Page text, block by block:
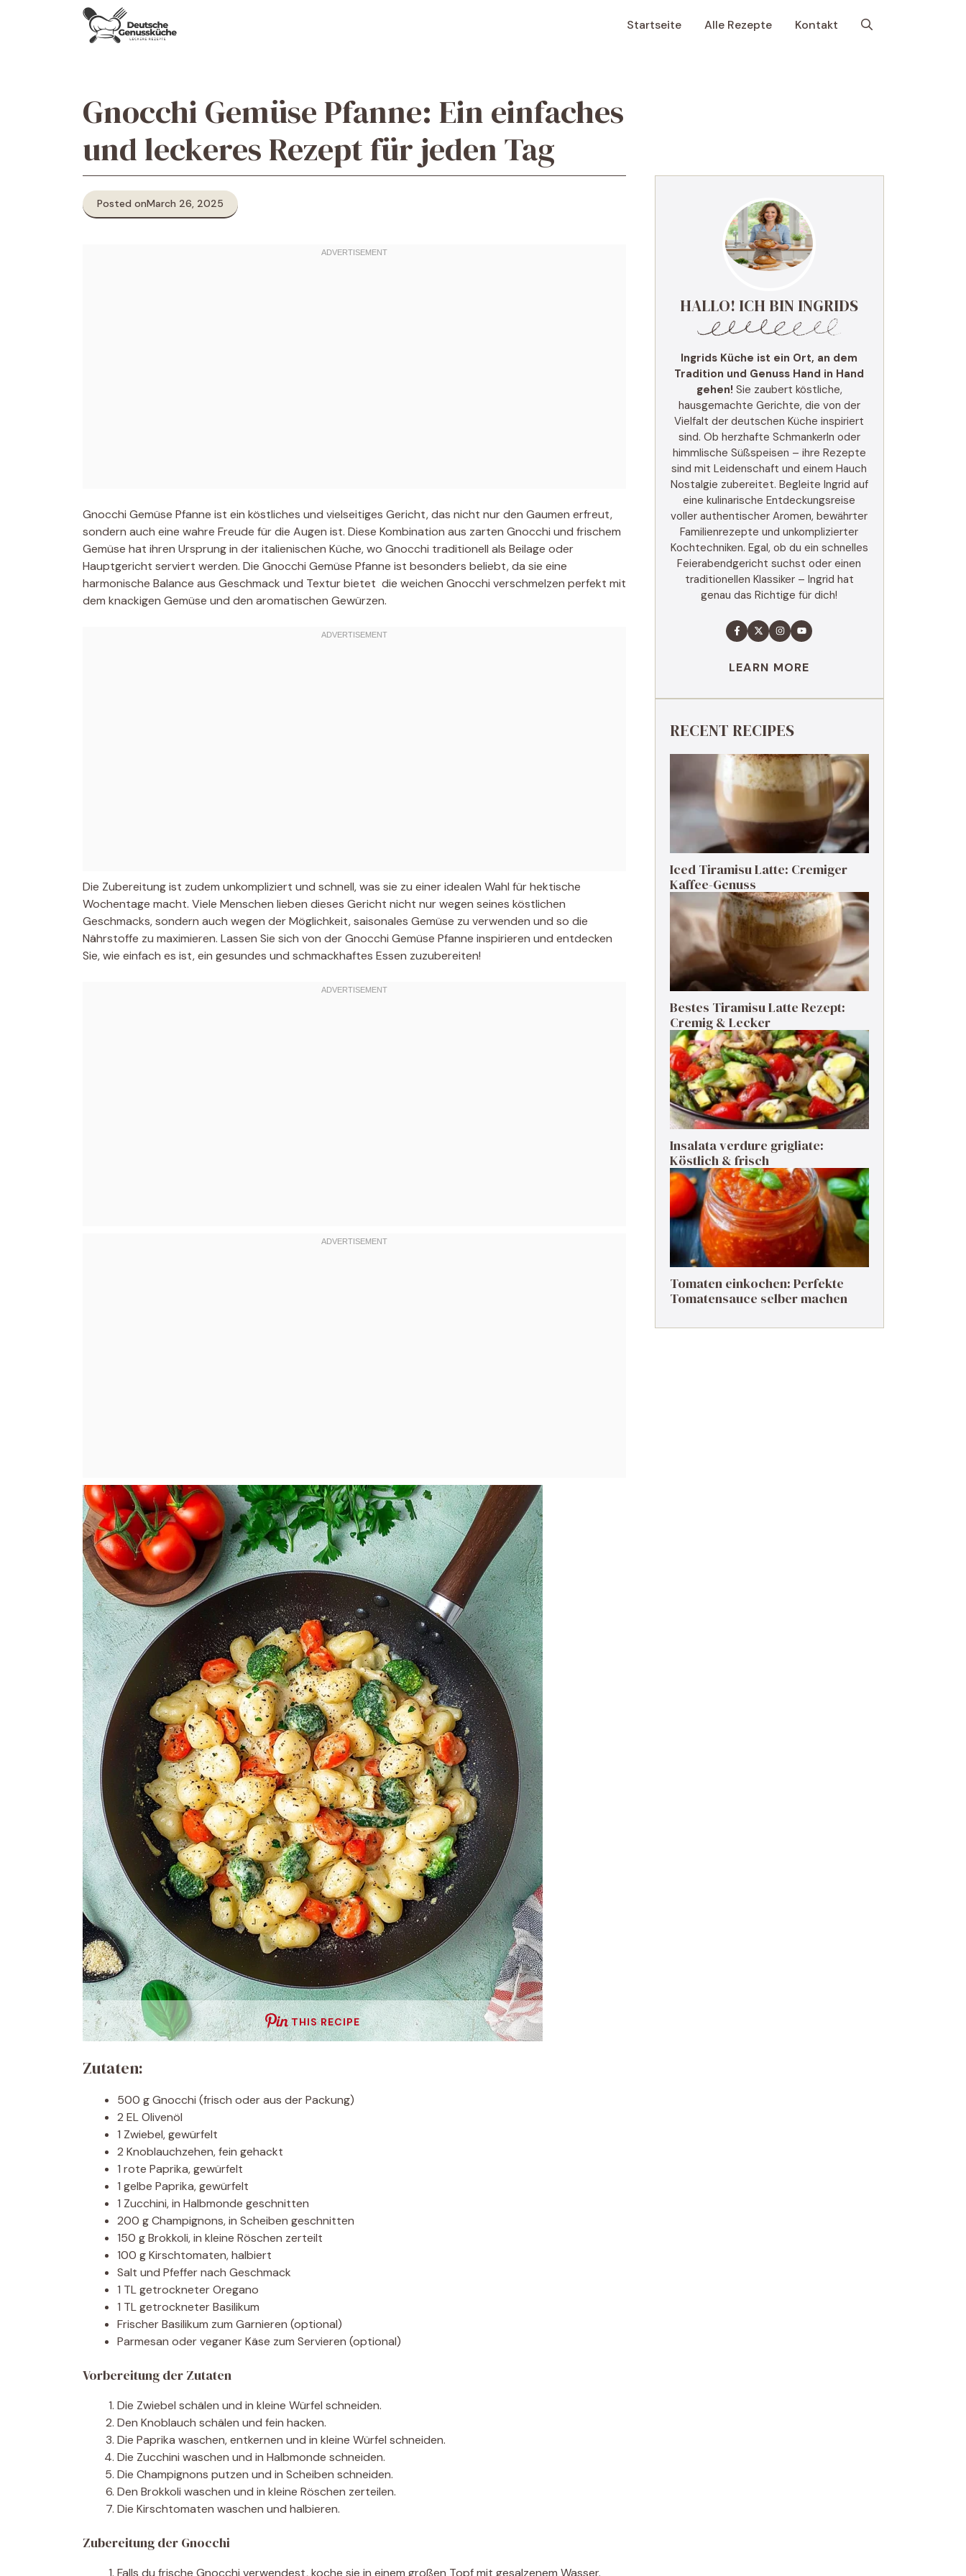
Startseite Alle Rezepte Kontakt
Gnocchi Gemüse Pfanne: Ein einfaches
und leckeres Rezept für jeden Tag
Posted onMarch 26, 2025
Gnocchi Gemüse Pfanne ist ein köstliches und vielseitiges Gericht, das nicht nur den Gaumen erfreut,
sondern auch eine wahre Freude für die Augen ist. Diese Kombination aus zarten Gnocchi und frischem
Gemüse hat ihren Ursprung in der italienischen Küche, wo Gnocchi traditionell als Beilage oder
Hauptgericht serviert werden. Die Gnocchi Gemüse Pfanne ist besonders beliebt, da sie eine
harmonische Balance aus Geschmack und Textur bietet  die weichen Gnocchi verschmelzen perfekt mit
dem knackigen Gemüse und den aromatischen Gewürzen.
Die Zubereitung ist zudem unkompliziert und schnell, was sie zu einer idealen Wahl für hektische
Wochentage macht. Viele Menschen lieben dieses Gericht nicht nur wegen seines köstlichen
Geschmacks, sondern auch wegen der Möglichkeit, saisonales Gemüse zu verwenden und so die
Nährstoffe zu maximieren. Lassen Sie sich von der Gnocchi Gemüse Pfanne inspirieren und entdecken
Sie, wie einfach es ist, ein gesundes und schmackhaftes Essen zuzubereiten!
THIS RECIPE
Zutaten:
500 g Gnocchi (frisch oder aus der Packung)
2 EL Olivenöl
1 Zwiebel, gewürfelt
2 Knoblauchzehen, fein gehackt
1 rote Paprika, gewürfelt
1 gelbe Paprika, gewürfelt
1 Zucchini, in Halbmonde geschnitten
200 g Champignons, in Scheiben geschnitten
150 g Brokkoli, in kleine Röschen zerteilt
100 g Kirschtomaten, halbiert
Salt und Pfeffer nach Geschmack
1 TL getrockneter Oregano
1 TL getrockneter Basilikum
Frischer Basilikum zum Garnieren (optional)
Parmesan oder veganer Käse zum Servieren (optional)
Vorbereitung der Zutaten
Die Zwiebel schälen und in kleine Würfel schneiden.
Den Knoblauch schälen und fein hacken.
Die Paprika waschen, entkernen und in kleine Würfel schneiden.
Die Zucchini waschen und in Halbmonde schneiden.
Die Champignons putzen und in Scheiben schneiden.
Den Brokkoli waschen und in kleine Röschen zerteilen.
Die Kirschtomaten waschen und halbieren.
Zubereitung der Gnocchi
Falls du frische Gnocchi verwendest, koche sie in einem großen Topf mit gesalzenem Wasser.
HALLO! ICH BIN INGRIDS
Ingrids Küche ist ein Ort, an dem
Tradition und Genuss Hand in Hand
gehen! Sie zaubert köstliche,
hausgemachte Gerichte, die von der
Vielfalt der deutschen Küche inspiriert
sind. Ob herzhafte Schmankerln oder
himmlische Süßspeisen – ihre Rezepte
sind mit Leidenschaft und einem Hauch
Nostalgie zubereitet. Begleite Ingrid auf
eine kulinarische Entdeckungsreise
voller authentischer Aromen, bewährter
Familienrezepte und unkomplizierter
Kochtechniken. Egal, ob du ein schnelles
Feierabendgericht suchst oder einen
traditionellen Klassiker – Ingrid hat
genau das Richtige für dich!
LEARN MORE
RECENT RECIPES
Iced Tiramisu Latte: Cremiger
Kaffee-Genuss
Bestes Tiramisu Latte Rezept:
Cremig & Lecker
Insalata verdure grigliate:
Köstlich & frisch
Tomaten einkochen: Perfekte
Tomatensauce selber machen